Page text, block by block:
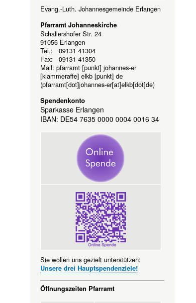
Evang.-Luth. Johannesgemeinde Erlangen
Pfarramt Johanneskirche
Schallershofer Str. 24
91056 Erlangen
Tel.: 09131 41304
Fax: 09131 41350
Mail: pfarramt[punkt] johannes-er
[klammeraffe] elkb[punkt] de
(pfarramt[dot]johannes-er[at]elkb[dot]de)
Spendenkonto
Sparkasse Erlangen
IBAN: DE54 7635 0000 0004 0016 34
Sie wollen uns gezielt unterstützen:
Unsere drei Hauptspendenziele!
Öffnungszeiten Pfarramt